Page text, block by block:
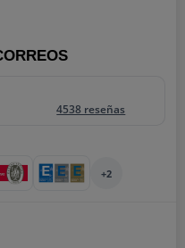
4538 reseñas
+2